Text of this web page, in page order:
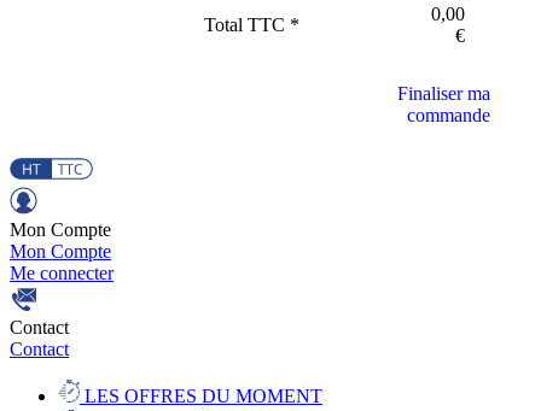
Total TTC *
0,00
€
Finaliser ma
commande
Mon Compte
Mon Compte
Me connecter
Contact
Contact
LES OFFRES DU MOMENT